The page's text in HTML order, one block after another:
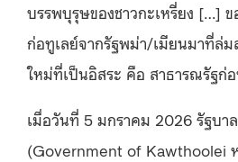
บรรพบุรุษของชาวกะเหรี่ยง […] ข
ก่อทูเลย์จากรัฐพม่า/เมียนมาที่ล่
ใหม่ที่เป็นอิสระ คือ สาธารณรัฐก่อ
เมื่อวันที่ 5 มกราคม 2026 รัฐบา
(Government of Kawthoolei